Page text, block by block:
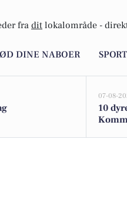
fra dit lokalområde -
DINE NABOER SPORT
07-08-
10